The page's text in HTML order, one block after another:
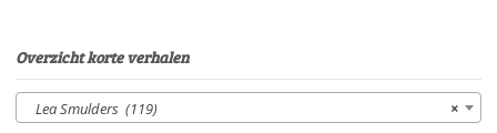
Overzicht korte verhalen
×
Lea Smulders (119)